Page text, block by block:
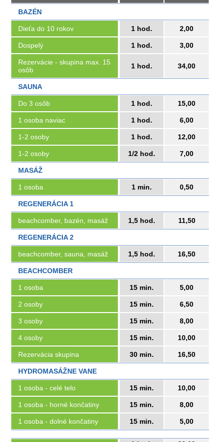
BAZÉN
Dieťa do 10 rokov 1 hod. 2,00
Dospelý 1 hod. 3,00
Rezervácie - skupina max. 15
osôb
1 hod. 34,00
SAUNA
Do 3 osôb 1 hod. 15,00
1 osoba naviac 1 hod. 6,00
1-2 osoby 1 hod. 12,00
1-2 osoby 1/2 hod. 7,00
MASÁŽ
1 osoba 1 min. 0,50
REGENERÁCIA 1
beachcomber, bazén, masáž 1,5 hod. 11,50
REGENERÁCIA 2
beachcomber, sauna, masáž 1,5 hod. 16,50
BEACHCOMBER
1 osoba 15 min. 5,00
2 osoby 15 min. 6,50
3 osoby 15 min. 8,00
4 osoby 15 min. 10,00
Rezervácia skupina 30 min. 16,50
HYDROMASÁŽNE VANE
1 osoba - celé telo 15 min. 10,00
1 osoba - horné končatiny 15 min. 8,00
1 osoba - dolné končatiny 15 min. 5,00